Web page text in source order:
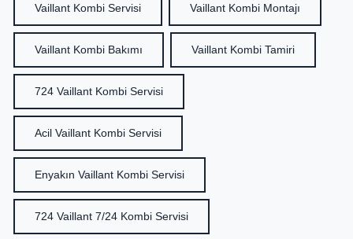
Vaillant Kombi Servisi Vaillant Kombi Montajı
Vaillant Kombi Bakımı Vaillant Kombi Tamiri
724 Vaillant Kombi Servisi
Acil Vaillant Kombi Servisi
Enyakın Vaillant Kombi Servisi
724 Vaillant 7/24 Kombi Servisi